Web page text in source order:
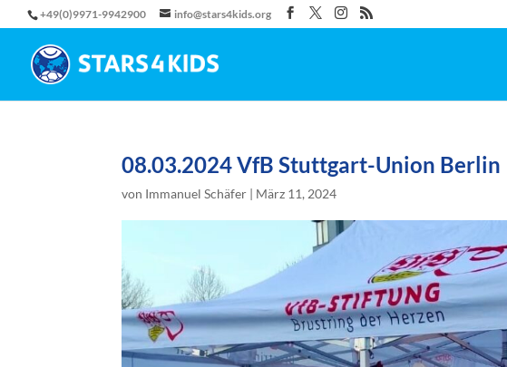
+49(0)9971-9942900 info@stars4kids.org
08.03.2024 VfB Stuttgart-Union Berlin
von Immanuel Schäfer | März 11, 2024